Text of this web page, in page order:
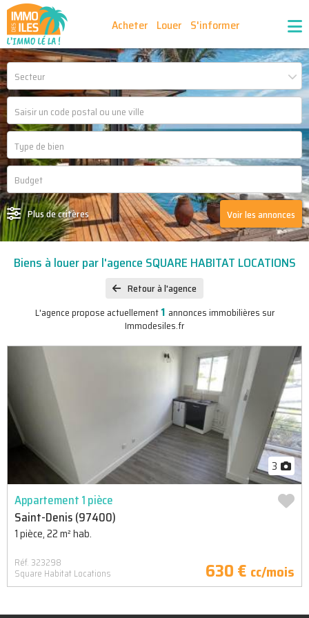
Acheter Louer S'informer
Nos outils Ma sélection d'annonces
Recrutement Partenaires
Secteur
Plus de critères Voir les annonces
Biens à louer par l'agence SQUARE HABITAT LOCATIONS
Retour à l'agence
L'agence propose actuellement1 annonces immobilières sur
Immodesiles.fr
3
Appartement 1 pièce
Saint-Denis (97400)
1 pièce, 22 m² hab.
Réf. 323298
Square Habitat Locations 630 € cc/mois